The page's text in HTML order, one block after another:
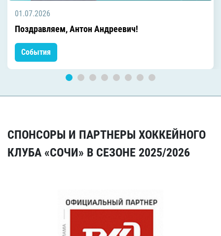
01.07.2026
Поздравляем, Антон Андреевич!
События
СПОНСОРЫ И ПАРТНЕРЫ ХОККЕЙНОГО
КЛУБА «СОЧИ» В СЕЗОНЕ 2025/2026